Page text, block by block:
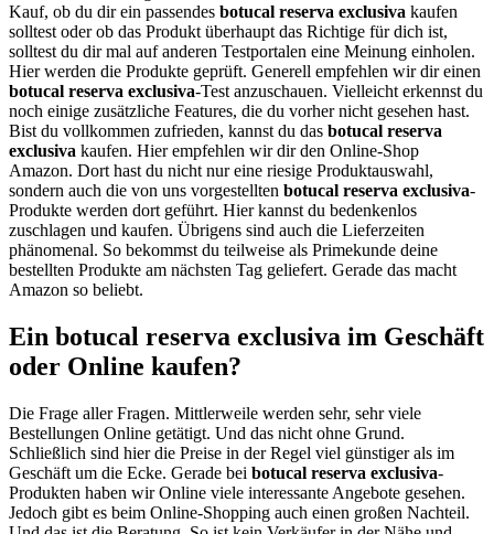
Kauf, ob du dir ein passendes botucal reserva exclusiva kaufen
solltest oder ob das Produkt überhaupt das Richtige für dich ist,
solltest du dir mal auf anderen Testportalen eine Meinung einholen.
Hier werden die Produkte geprüft. Generell empfehlen wir dir einen
botucal reserva exclusiva-Test anzuschauen. Vielleicht erkennst du
noch einige zusätzliche Features, die du vorher nicht gesehen hast.
Bist du vollkommen zufrieden, kannst du das botucal reserva
exclusiva kaufen. Hier empfehlen wir dir den Online-Shop
Amazon. Dort hast du nicht nur eine riesige Produktauswahl,
sondern auch die von uns vorgestellten botucal reserva exclusiva-
Produkte werden dort geführt. Hier kannst du bedenkenlos
zuschlagen und kaufen. Übrigens sind auch die Lieferzeiten
phänomenal. So bekommst du teilweise als Primekunde deine
bestellten Produkte am nächsten Tag geliefert. Gerade das macht
Amazon so beliebt.
Ein botucal reserva exclusiva im Geschäft
oder Online kaufen?
Die Frage aller Fragen. Mittlerweile werden sehr, sehr viele
Bestellungen Online getätigt. Und das nicht ohne Grund.
Schließlich sind hier die Preise in der Regel viel günstiger als im
Geschäft um die Ecke. Gerade bei botucal reserva exclusiva-
Produkten haben wir Online viele interessante Angebote gesehen.
Jedoch gibt es beim Online-Shopping auch einen großen Nachteil.